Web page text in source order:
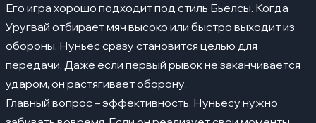
Его игра хорошо подходит под стиль Бьелсы. Когда
Уругвай отбирает мяч высоко или быстро выходит из
обороны, Нуньес сразу становится целью для
передачи. Даже если первый рывок не заканчивается
ударом, он растягивает оборону.
Главный вопрос – эффективность. Нуньесу нужно